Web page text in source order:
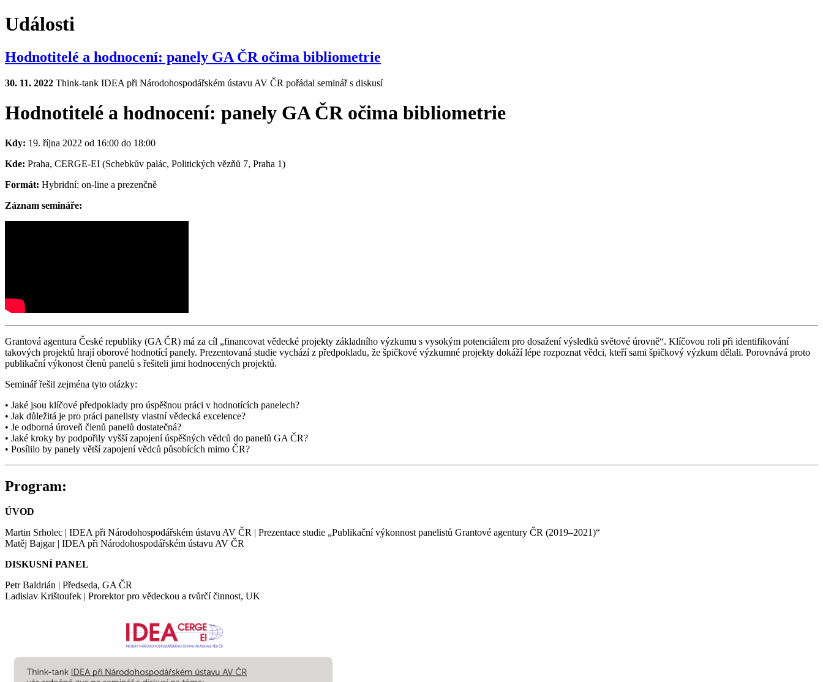
Události
Hodnotitelé a hodnocení: panely GA ČR očima bibliometrie
30. 11. 2022 Think-tank IDEA při Národohospodářském ústavu AV ČR pořádal seminář s diskusí
Hodnotitelé a hodnocení: panely GA ČR očima bibliometrie
Kdy: 19. října 2022 od 16:00 do 18:00
Kde: Praha, CERGE-EI (Schebkův palác, Politických vězňů 7, Praha 1)
Formát: Hybridní: on-line a prezenčně
Záznam semináře:
Grantová agentura České republiky (GA ČR) má za cíl „financovat vědecké projekty základního výzkumu s vysokým potenciálem pro dosažení výsledků světové úrovně“. Klíčovou roli při identifikování
takových projektů hrají oborové hodnotící panely. Prezentovaná studie vychází z předpokladu, že špičkové výzkumné projekty dokáží lépe rozpoznat vědci, kteří sami špičkový výzkum dělali. Porovnává proto
publikační výkonost členů panelů s řešiteli jimi hodnocených projektů.
Seminář řešil zejména tyto otázky:
• Jaké jsou klíčové předpoklady pro úspěšnou práci v hodnotících panelech?
• Jak důležitá je pro práci panelisty vlastní vědecká excelence?
• Je odborná úroveň členů panelů dostatečná?
• Jaké kroky by podpořily vyšší zapojení úspěšných vědců do panelů GA ČR?
• Posílilo by panely větší zapojení vědců působících mimo ČR?
Program:
ÚVOD
Martin Srholec | IDEA při Národohospodářském ústavu AV ČR | Prezentace studie „Publikační výkonnost panelistů Grantové agentury ČR (2019–2021)“
Matěj Bajgar | IDEA při Národohospodářském ústavu AV ČR
DISKUSNÍ PANEL
Petr Baldrián | Předseda, GA ČR
Ladislav Krištoufek | Prorektor pro vědeckou a tvůrčí činnost, UK